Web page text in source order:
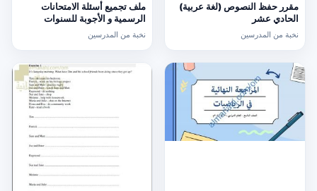
مقرر حفظ النصوص (لغة عربية)
الحادي عشر
نخبة من المدرسين
ملف تجميع أسئلة الامتحانات
الرسمية و الأجوبة للسنوات
السابقة الدور الأول (الامتحانات)
التاسع
نخبة من المدرسين